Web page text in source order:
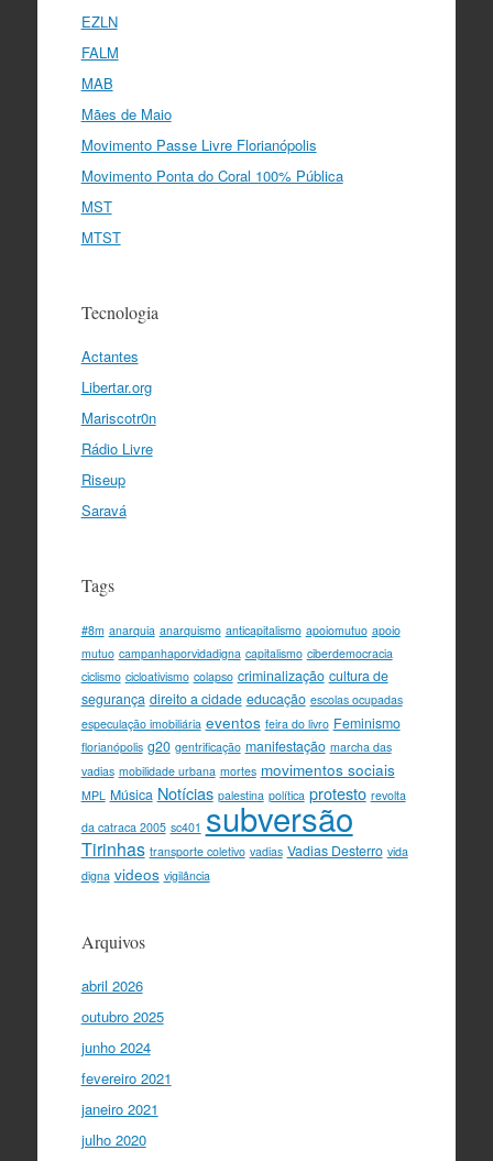
EZLN
FALM
MAB
Mães de Maio
Movimento Passe Livre Florianópolis
Movimento Ponta do Coral 100% Pública
MST
MTST
Tecnologia
Actantes
Libertar.org
Mariscotr0n
Rádio Livre
Riseup
Saravá
Tags
#8m anarquia anarquismo anticapitalismo apoiomutuo apoio
mutuo campanhaporvidadigna capitalismo ciberdemocracia
ciclismo cicloativismo colapso criminalização cultura de
segurança direito a cidade educação escolas ocupadas
especulação imobiliária eventos feira do livro Feminismo
florianópolis g20 gentrificação manifestação marcha das
vadias mobilidade urbana mortes movimentos sociais
MPL Música Notícias palestina política protesto revolta
da catraca 2005 sc401 subversão
Tirinhas transporte coletivo vadias Vadias Desterro vida
digna videos vigilância
Arquivos
abril 2026
outubro 2025
junho 2024
fevereiro 2021
janeiro 2021
julho 2020